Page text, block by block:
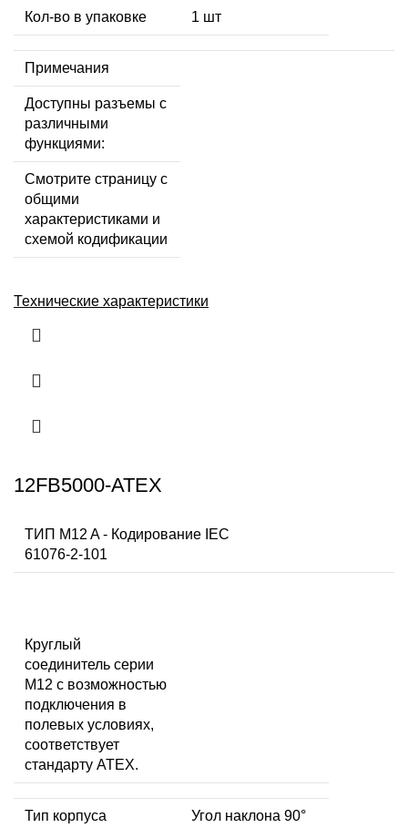
Кол-во в упаковке 1 шт
Примечания
Доступны разъемы с
различными
функциями:
Смотрите страницу с
общими
характеристиками и
схемой кодификации
Технические характеристики
12FB5000-ATEX
ТИП M12 A - Кодирование IEC
61076-2-101
Круглый
соединитель серии
M12 с возможностью
подключения в
полевых условиях,
соответствует
стандарту ATEX.
Тип корпуса Угол наклона 90°